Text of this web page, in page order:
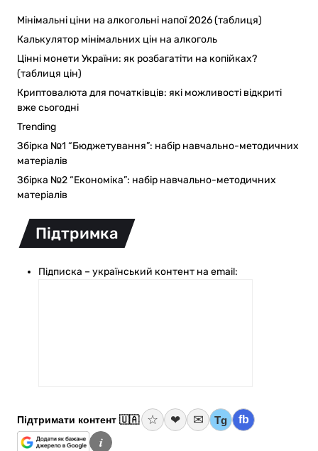
Мінімальні ціни на алкогольні напої 2026 (таблиця)
Калькулятор мінімальних цін на алкоголь
Цінні монети України: як розбагатіти на копійках?
(таблиця цін)
Криптовалюта для початківців: які можливості відкриті
вже сьогодні
Trending
Збірка №1 “Бюджетування”: набір навчально-методичних
матеріалів
Збірка №2 “Економіка”: набір навчально-методичних
матеріалів
Підтримка
Підписка – український контент на email:
Підтримати контент 🇺🇦 ☆ ❤ ✉ Tg fb
i